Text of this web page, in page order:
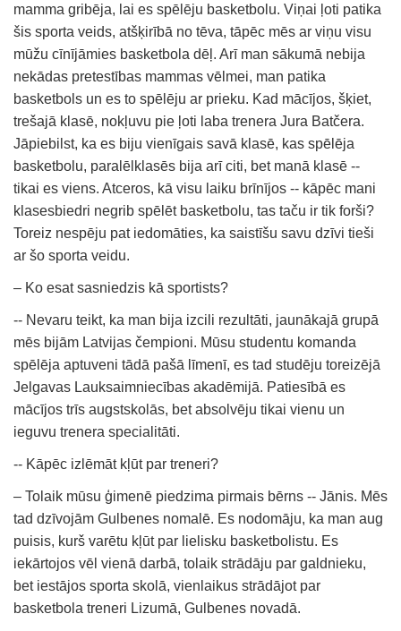
mamma gribēja, lai es spēlēju basketbolu. Viņai ļoti patika
šis sporta veids, atšķirībā no tēva, tāpēc mēs ar viņu visu
mūžu cīnījāmies basketbola dēļ. Arī man sākumā nebija
nekādas pretestības mammas vēlmei, man patika
basketbols un es to spēlēju ar prieku. Kad mācījos, šķiet,
trešajā klasē, nokļuvu pie ļoti laba trenera Jura Batčera.
Jāpiebilst, ka es biju vienīgais savā klasē, kas spēlēja
basketbolu, paralēlklasēs bija arī citi, bet manā klasē --
tikai es viens. Atceros, kā visu laiku brīnījos -- kāpēc mani
klasesbiedri negrib spēlēt basketbolu, tas taču ir tik forši?
Toreiz nespēju pat iedomāties, ka saistīšu savu dzīvi tieši
ar šo sporta veidu.
– Ko esat sasniedzis kā sportists?
-- Nevaru teikt, ka man bija izcili rezultāti, jaunākajā grupā
mēs bijām Latvijas čempioni. Mūsu studentu komanda
spēlēja aptuveni tādā pašā līmenī, es tad studēju toreizējā
Jelgavas Lauksaimniecības akadēmijā. Patiesībā es
mācījos trīs augstskolās, bet absolvēju tikai vienu un
ieguvu trenera specialitāti.
-- Kāpēc izlēmāt kļūt par treneri?
– Tolaik mūsu ģimenē piedzima pirmais bērns -- Jānis. Mēs
tad dzīvojām Gulbenes nomalē. Es nodomāju, ka man aug
puisis, kurš varētu kļūt par lielisku basketbolistu. Es
iekārtojos vēl vienā darbā, tolaik strādāju par galdnieku,
bet iestājos sporta skolā, vienlaikus strādājot par
basketbola treneri Lizumā, Gulbenes novadā.